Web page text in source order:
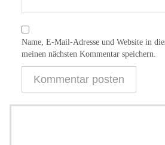
Name, E-Mail-Adresse und Website in
meinen nächsten Kommentar speichern.